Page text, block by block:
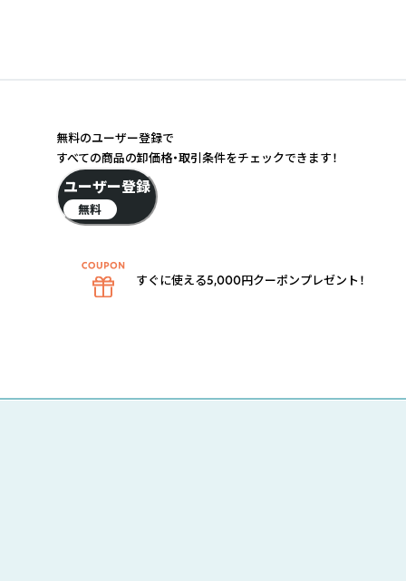
無料のユーザー登録で
すべての商品の卸価格・取引条件をチェックできます！
ユーザー登録
無料
すぐに使える5,000円クーポンプレゼント！